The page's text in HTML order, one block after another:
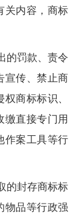
关内容，商标
罚款、责令
宣传、禁止商
商标标识、
缴直接专门用
作案工具等行
封存商标标
物品等行政强